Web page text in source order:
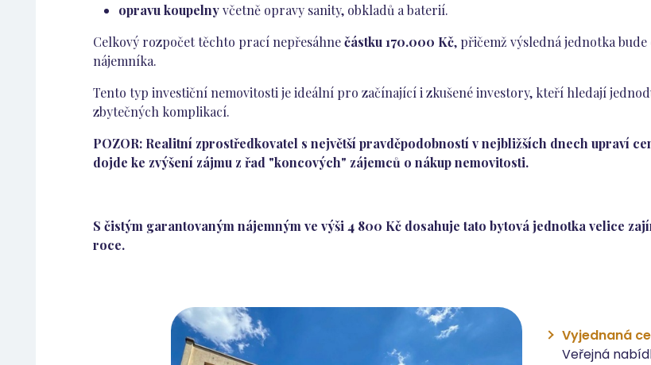
opravu koupelnyvčetně opravy sanity, obkladů a baterií.
Celkový rozpočet těchto prací nepřesáhnečástku 170.000 Kč, přičemž výsledná jednotka
nájemníka.
Tento typ investiční nemovitosti je ideální pro začínající i zkušené investory, kteří hledají
zbytečných komplikací.
POZOR: Realitní zprostředkovatel s největší pravděpodobností v nejbližších dnech upraví
dojde ke zvýšení zájmu z řad "koncových" zájemců o nákup nemovitosti.
S čistým garantovaným nájemným ve výši 4 800 Kč dosahuje tato bytová jednotka velice
roce.
Vyjednaná
Veřejná